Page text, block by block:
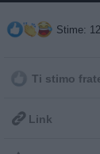
Stime: 12
Ti stimo
 Link